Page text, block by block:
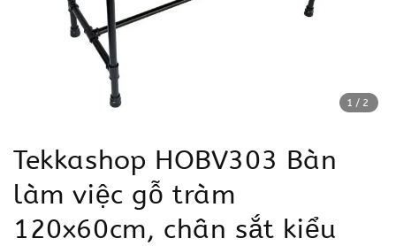
1 /2
Tekkashop HOBV303 Bàn
làm việc gỗ tràm
120x60cm, chân sắt kiểu